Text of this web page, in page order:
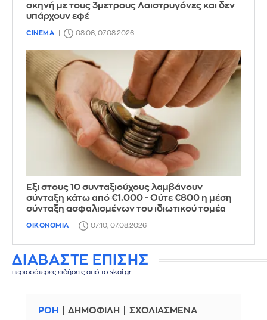
σκηνή με τους 3μετρους Λαιστρυγόνες και δεν
υπάρχουν εφέ
CINEMA 08:06, 07.08.2026
Έξι στους 10 συνταξιούχους λαμβάνουν
σύνταξη κάτω από €1.000 - Ούτε €800 η μέση
σύνταξη ασφαλισμένων του ιδιωτικού τομέα
ΟΙΚΟΝΟΜΙΑ 07:10, 07.08.2026
ΔΙΑΒΑΣΤΕ ΕΠΙΣΗΣ
περισσότερες ειδήσεις από το skai.gr
ΡΟΗ ΔΗΜΟΦΙΛΗ ΣΧΟΛΙΑΣΜΕΝΑ